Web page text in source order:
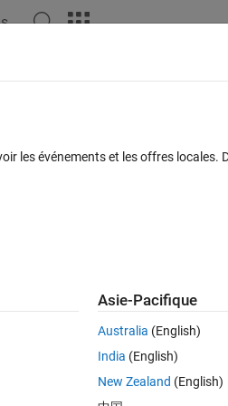
Connectez-
nii.gz
le 27 Mai 2023
les événements et les offres locales.
Asie-Pacifique
Australia (English)
India (English)
New Zealand (English)